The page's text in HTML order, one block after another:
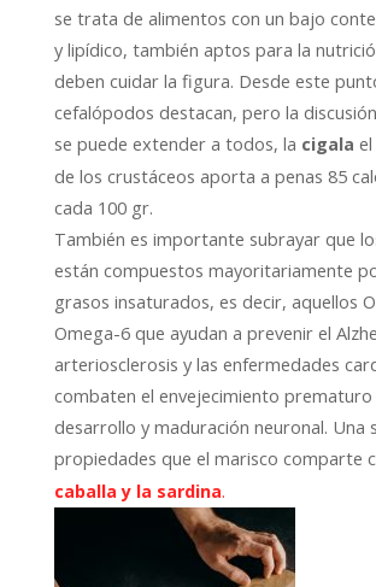
se trata de alimentos con un bajo
y lipídico, también aptos para la
deben cuidar la figura. Desde este
cefalópodos destacan, pero la
se puede extender a todos, la cigala
de los crustáceos aporta a penas 85
cada 100 gr.
También es importante subrayar que
están compuestos mayoritariamente
grasos insaturados, es decir, aquellos
Omega-6 que ayudan a prevenir el
arteriosclerosis y las enfermedades
combaten el envejecimiento prematuro
desarrollo y maduración neuronal. Una
propiedades que el marisco comparte
caballa y la sardina.